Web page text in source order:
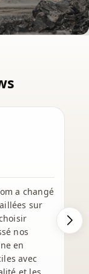
a changé
sur
nos
en
avec